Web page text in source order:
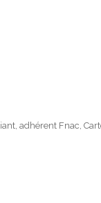
adhérent Fnac,